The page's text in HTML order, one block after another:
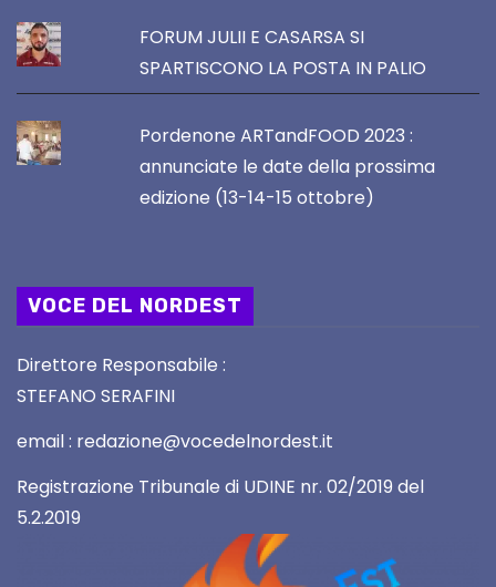
FORUM JULII E CASARSA SI
SPARTISCONO LA POSTA IN PALIO
Pordenone ARTandFOOD 2023 :
annunciate le date della prossima
edizione (13-14-15 ottobre)
VOCE DEL NORDEST
Direttore Responsabile :
STEFANO SERAFINI
email : redazione@vocedelnordest.it
Registrazione Tribunale di UDINE nr. 02/2019 del
5.2.2019